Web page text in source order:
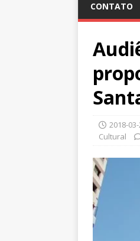
CONTATO
2018-
Cultural